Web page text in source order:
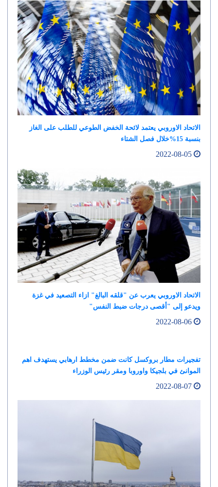
الاتحاد الاوروبي يعتمد لائحة الخفض الطوعي للطلب على الغاز
بنسبة 15%خلال فصل الشتاء
الاتحاد الاوروبي يعرب عن "قلقه البالغ" ازاء التصعيد في غزة
ويدعو إلى "أقصى درجات ضبط النفس"
تفجيرات مطار بروكسل كانت ضمن مخطط ارهابي يستهدف اهم
الموانئ في بلجيكا واوروبا ومقر رئيس الوزراء